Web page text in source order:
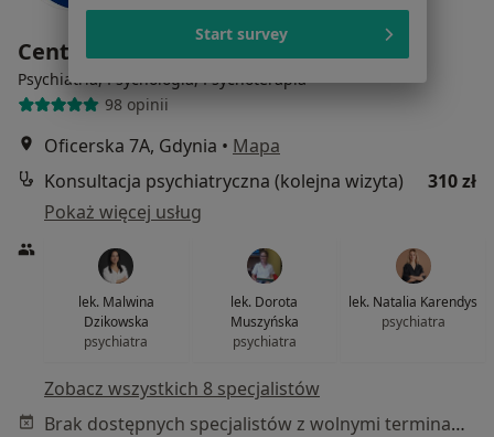
Centrum Zdrowia Animus
Psychiatria, Psychologia, Psychoterapia
98 opinii
Oficerska 7A, Gdynia • Mapa
Konsultacja psychiatryczna (kolejna wizyta)
310 zł
Pokaż więcej usług
lek. Malwina
Dzikowska
psychiatra
lek. Dorota
Muszyńska
psychiatra
lek. Natalia Karendys
psychiatra
Zobacz wszystkich 8 specjalistów
Brak dostępnych specjalistów z wolnymi terminami w tym centrum medycznym.
Start survey